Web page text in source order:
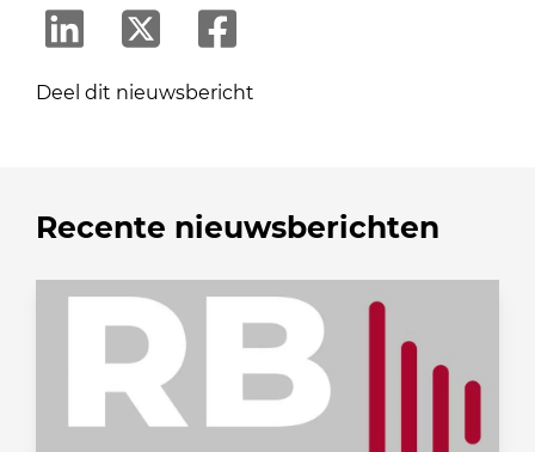
Deel dit nieuwsbericht
Recente nieuwsberichten